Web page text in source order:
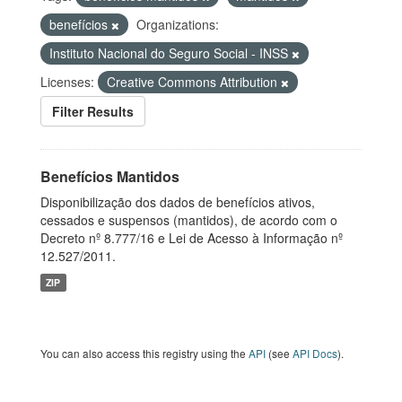
benefícios
Organizations:
Instituto Nacional do Seguro Social - INSS
Licenses:
Creative Commons Attribution
Filter Results
Benefícios Mantidos
Disponibilização dos dados de benefícios ativos,
cessados e suspensos (mantidos), de acordo com o
Decreto nº 8.777/16 e Lei de Acesso à Informação nº
12.527/2011.
ZIP
You can also access this registry using the API (see API Docs).